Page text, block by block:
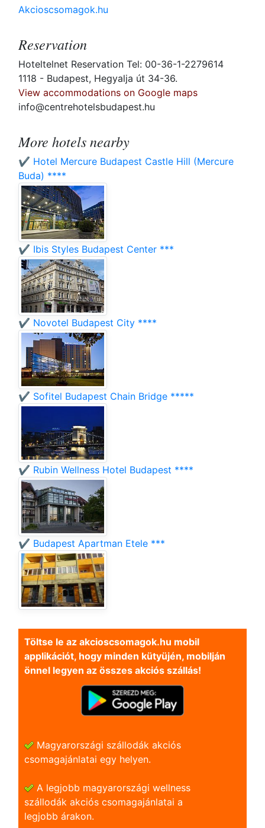
Akcioscsomagok.hu
Reservation
Hoteltelnet Reservation Tel: 00-36-1-2279614
1118 - Budapest, Hegyalja út 34-36.
View accommodations on Google maps
info@centrehotelsbudapest.hu
More hotels nearby
✔️ Hotel Mercure Budapest Castle Hill (Mercure
Buda) ****
✔️ Ibis Styles Budapest Center ***
✔️ Novotel Budapest City ****
✔️ Sofitel Budapest Chain Bridge *****
✔️ Rubin Wellness Hotel Budapest ****
✔️ Budapest Apartman Etele ***
Töltse le az akcioscsomagok.hu mobil
applikációt, hogy minden kütyüjén, mobilján
önnel legyen az összes akciós szállás!
Magyarországi szállodák akciós
csomagajánlatai egy helyen.
A legjobb magyarországi wellness
szállodák akciós csomagajánlatai a
legjobb árakon.